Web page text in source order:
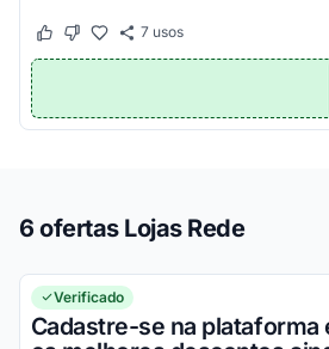
Este cupom funcionou
Este cupom não funcionou
7usos
6 ofertas Lojas Rede
Verificado
Cadastre-se na plataforma